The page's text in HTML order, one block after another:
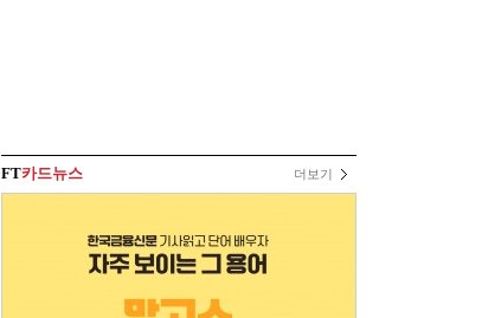
FT카드뉴스 더보기